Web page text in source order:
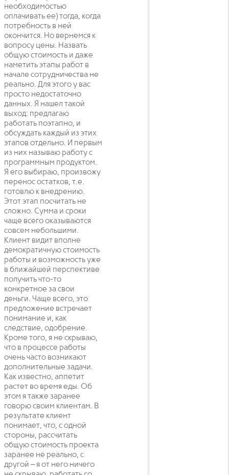
необходимостью
оплачивать ее) тогда, когда
потребность в ней
окончится. Но вернемся к
вопросу цены. Назвать
общую стоимость и даже
наметить этапы работ в
начале сотрудничества не
реально. Для этого у вас
просто недостаточно
данных. Я нашел такой
выход: предлагаю
работать поэтапно, и
обсуждать каждый из этих
этапов отдельно. И первым
из них называю работу с
программным продуктом.
Я его выбираю, произвожу
перенос остатков, т.е.
готовлю к внедрению.
Этот этап посчитать не
сложно. Сумма и сроки
чаще всего оказываются
совсем небольшими.
Клиент видит вполне
демократичную стоимость
работы и возможность уже
в ближайшей перспективе
получить что-то
конкретное за свои
деньги. Чаще всего, это
предложение встречает
понимание и, как
следствие, одобрение.
Кроме того, я не скрываю,
что в процессе работы
очень часто возникают
дополнительные задачи.
Как известно, аппетит
растет во время еды. Об
этом я также заранее
говорю своим клиентам. В
результате клиент
понимает, что, с одной
стороны, рассчитать
общую стоимость проекта
заранее не реально, с
другой – я от него ничего